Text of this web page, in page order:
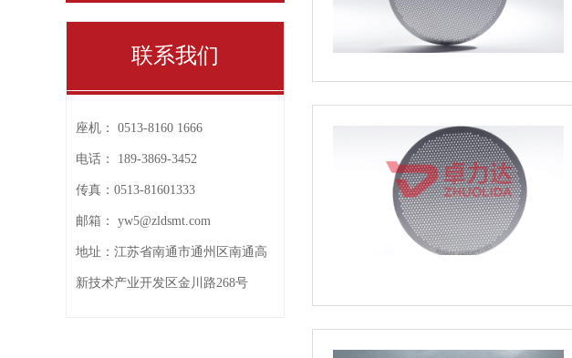
联系我们
座机： 0513-8160 1666
电话： 189-3869-3452
传真： 0513-81601333
邮箱： yw5@zldsmt.com
地址： 江苏省南通市通州区南通高
新技术产业开发区金川路268号